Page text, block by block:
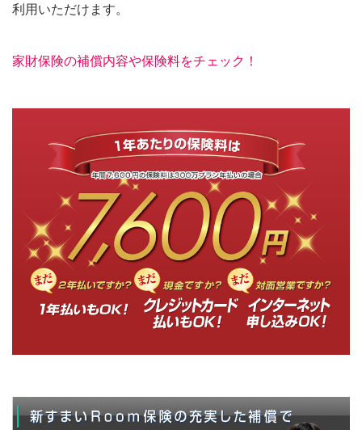
利用いただけます。
家財保険の補償内容や保険料をチェック！